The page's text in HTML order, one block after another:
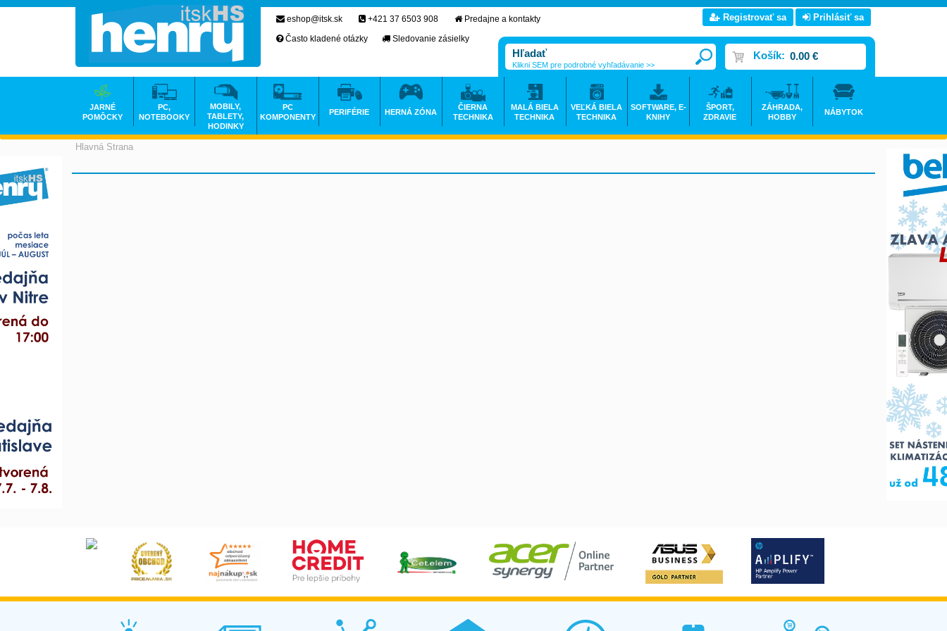
Hlavná Strana
eshop@itsk.sk +421 37 6503 908
Predajne a kontakty
Často kladené otázky
Sledovanie zásielky
Registrovať sa Prihlásiť sa
Košík: 0.00 €
Klikni SEM pre podrobné vyhľadávanie >>
JARNÉ
POMÔCKY
PC,
NOTEBOOKY
MOBILY,
TABLETY,
HODINKY
PC
KOMPONENTY
PERIFÉRIE HERNÁ ZÓNA
ČIERNA
TECHNIKA
MALÁ BIELA
TECHNIKA
VEĽKÁ BIELA
TECHNIKA
SOFTWARE, E-
KNIHY
ŠPORT,
ZDRAVIE
ZÁHRADA,
HOBBY
NÁBYTOK